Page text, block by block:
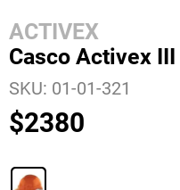
ACTIVEX
Casco Activex
SKU: 01-01-321
$2380